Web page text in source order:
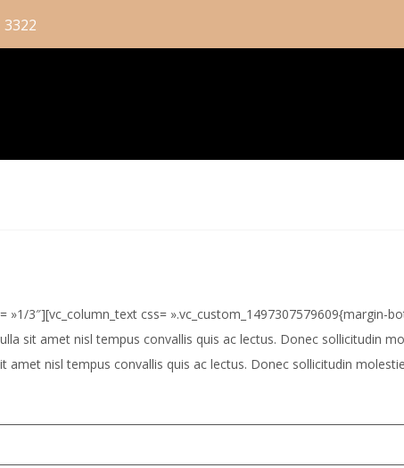
»1/3″][vc_column_text css=
sit amet nisl tempus convallis quis ac lectus. Donec sollicitudin
amet nisl tempus convallis quis ac lectus. Donec sollicitudin